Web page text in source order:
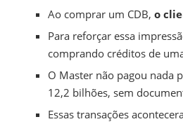
Ao comprar um CDB, o
Para reforçar essa
comprando créditos de
O Master não pagou nada
12,2 bilhões, sem
Essas transações